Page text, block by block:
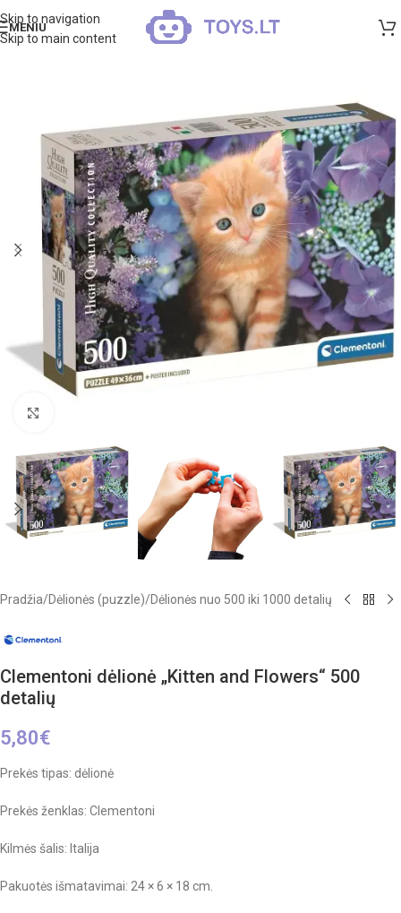
Skip to navigation
Skip to main content
MENIU
Pradžia/Dėlionės (puzzle)/Dėlionės nuo 500 iki 1000 detalių
Clementoni dėlionė „Kitten and Flowers“ 500
detalių
5,80€
Prekės tipas: dėlionė
Prekės ženklas: Clementoni
Kilmės šalis: Italija
Pakuotės išmatavimai: 24 × 6 × 18 cm.